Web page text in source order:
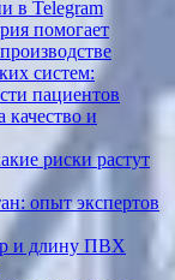
в Telegram
помогает
систем:
пациентов
качество и
риски растут
опыт экспертов
и длину ПВХ